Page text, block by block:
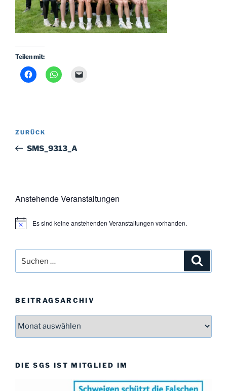
Teilen mit:
Beitragsnavigation
Vorheriger
Beitrag
ZURÜCK
SMS_9313_A
Anstehende Veranstaltungen
H
w
s
Es sind keine anstehenden Veranstaltungen vorhanden.
nach:
BEITRAGSARCHIV
Beitragsarchiv
DIE SGS IST MITGLIED IM